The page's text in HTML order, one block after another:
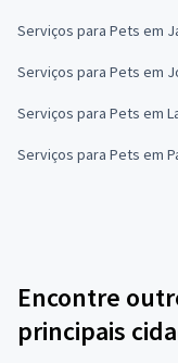
Serviços para Pets em
Serviços para Pets em
Serviços para Pets em
Serviços para Pets em
Encontre
principais